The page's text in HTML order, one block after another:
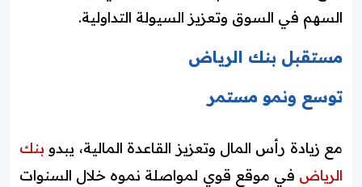
السهم في السوق وتعزيز السيولة التداولية.
مستقبل بنك الرياض
توسع ونمو مستمر
مع زيادة رأس المال وتعزيز القاعدة المالية، يبدو بنك
الرياض في موقع قوي لمواصلة نموه خلال السنوات